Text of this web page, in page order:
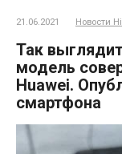
21.06.2021 Новости
Так
модель
Huawei.
смартфона